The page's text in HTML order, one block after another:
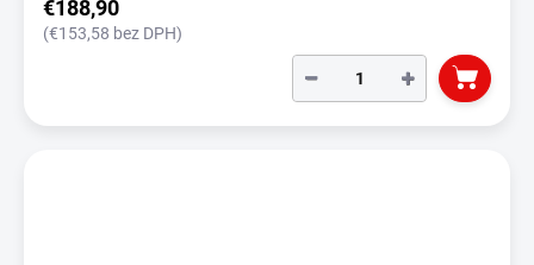
€188,90
(€153,58 bez DPH)
+
−